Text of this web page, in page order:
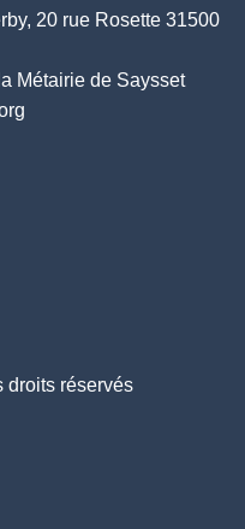
20 rue Rosette 31500
Métairie de Saysset
droits réservés